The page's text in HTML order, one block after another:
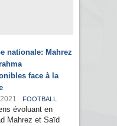
nationale: Mahrez
face à la
FOOTBALL
évoluant en
Mahrez et Saïd